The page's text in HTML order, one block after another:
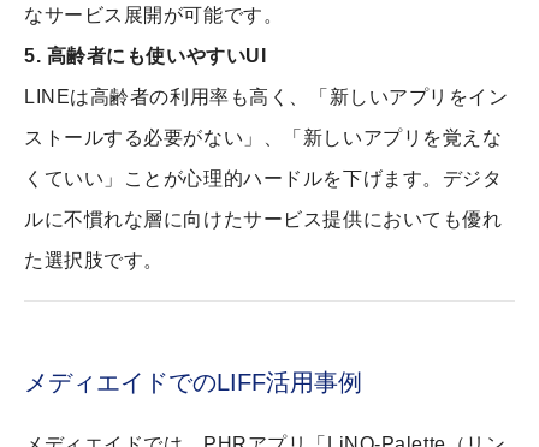
なサービス展開が可能です。
5. 高齢者にも使いやすいUI
LINEは高齢者の利用率も高く、「新しいアプリをイン
ストールする必要がない」、「新しいアプリを覚えな
くていい」ことが心理的ハードルを下げます。デジタ
ルに不慣れな層に向けたサービス提供においても優れ
た選択肢です。
メディエイドでのLIFF活用事例